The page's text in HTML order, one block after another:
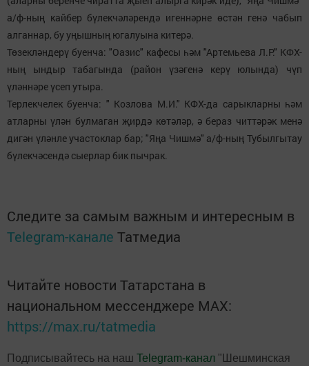
а/ф-ның кайбер бүлекчәләрендә игеннәрне өстән генә чабып
алганнар, бу уңышның югалуына китерә.
Төзекләндерү буенча: "Оазис" кафесы һәм "Артемьева Л.Р." КФХ-
ның ындыр табагында (район үзәгенә керү юлында) чүп
үләннәре үсеп утыра.
Терлекчелек буенча: " Козлова М.И." КФХ-да сарыкларны һәм
атларны үлән булмаган җирдә көтәләр, ә бераз читтәрәк менә
дигән үләнле участоклар бар; "Яңа Чишмә" а/ф-ның Тубылгытау
бүлекчәсендә сыерлар бик пычрак.
Следите за самым важным и интересным в
Telegram-канале Татмедиа
Читайте новости Татарстана в
национальном мессенджере MАХ:
https://max.ru/tatmedia
Подписывайтесь на наш Telegram-канал "Шешминская